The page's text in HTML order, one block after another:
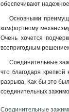
обеспечивают
Основными
комфортному
Очень хочется
всепригодным
Соединительные
что благодаря
разрыва. Как бы это
соединительных
Соединительные